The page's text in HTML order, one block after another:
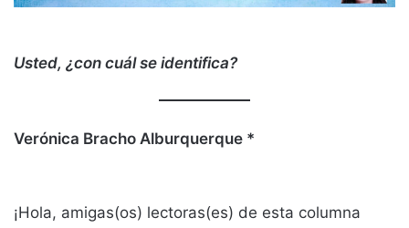
Usted, ¿con cuál se identifica?
Verónica Bracho Alburquerque *
¡Hola, amigas(os) lectoras(es) de esta columna